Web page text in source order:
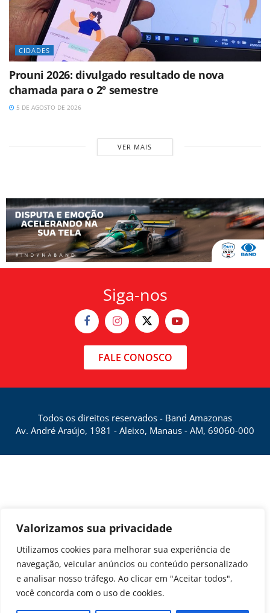
Valorizamos sua privacidade
Utilizamos cookies para melhorar sua experiência de
navegação, veicular anúncios ou conteúdo personalizado
e analisar nosso tráfego. Ao clicar em "Aceitar todos",
você concorda com o uso de cookies.
CIDADES
Prouni 2026: divulgado resultado de nova
chamada para o 2º semestre
5 DE AGOSTO DE 2026
VER MAIS
Siga-nos
FALE CONOSCO
Todos os direitos reservados - Band Amazonas
Av. André Araújo, 1981 - Aleixo, Manaus - AM, 69060-000